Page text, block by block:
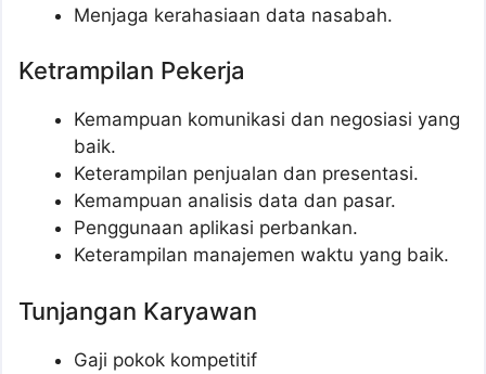
Menjaga kerahasiaan data nasabah.
Ketrampilan Pekerja
Kemampuan komunikasi dan negosiasi yang
baik.
Keterampilan penjualan dan presentasi.
Kemampuan analisis data dan pasar.
Penggunaan aplikasi perbankan.
Keterampilan manajemen waktu yang baik.
Tunjangan Karyawan
Gaji pokok kompetitif